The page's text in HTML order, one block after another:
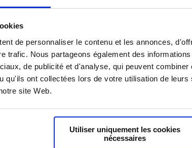
de personnaliser le contenu et les annonces,
trafic. Nous partageons également des
de publicité et d'analyse, qui peuvent
qu'ils ont collectées lors de votre utilisation de
site Web.
Utiliser uniquement les cookies
nécessaires
du